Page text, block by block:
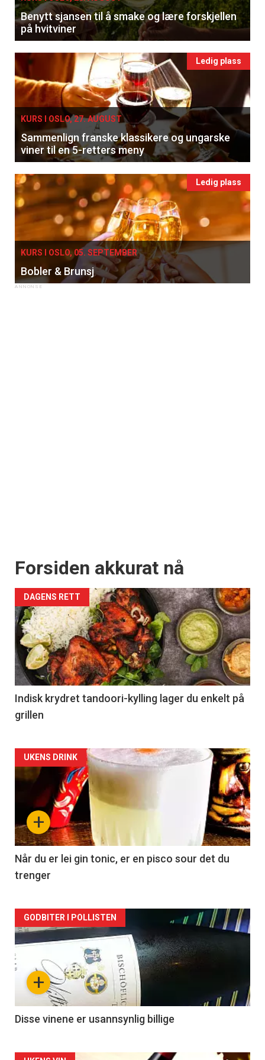
Benytt sjansen til å smake og lære forskjellen
på hvitviner
Ledig plass
KURS I OSLO, 27. AUGUST
Sammenlign franske klassikere og ungarske
viner til en 5-retters meny
Ledig plass
KURS I OSLO, 05. SEPTEMBER
Bobler & Brunsj
Forsiden akkurat nå
DAGENS RETT
Indisk krydret tandoori-kylling lager du enkelt på
grillen
Forsiden
akkurat
nå
-
2
+
UKENS DRINK
Når du er lei gin tonic, er en pisco sour det du
trenger
Forsiden
akkurat
nå
3
+
GODBITER I POLLISTEN
Disse vinene er usannsynlig billige